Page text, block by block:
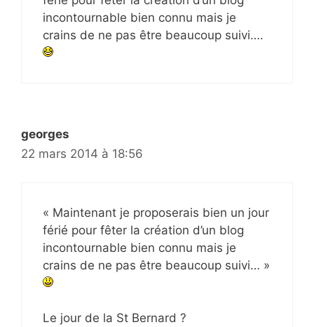
incontournable bien connu mais je
crains de ne pas être beaucoup suivi….
georges
22 mars 2014 à 18:56
« Maintenant je proposerais bien un jour
férié pour fêter la création d’un blog
incontournable bien connu mais je
crains de ne pas être beaucoup suivi… »
Le jour de la St Bernard ?